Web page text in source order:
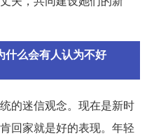
什么会有人认为不好
的迷信观念。现在是新时
回家就是好的表现。年轻